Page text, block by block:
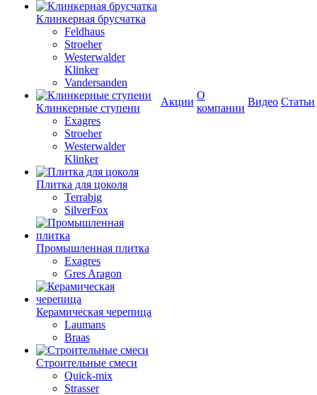
Клинкерная брусчатка
Feldhaus
Stroeher
Westerwalder
Klinker
Vandersanden
Клинкерные ступени
Exagres
Stroeher
Westerwalder
Klinker
Плитка для цоколя
Terrabig
SilverFox
Промышленная плитка
Exagres
Gres Aragon
Керамическая черепица
Laumans
Braas
Строительные смеси
Quick-mix
Strasser
Акции
О
компании
Видео Статьи